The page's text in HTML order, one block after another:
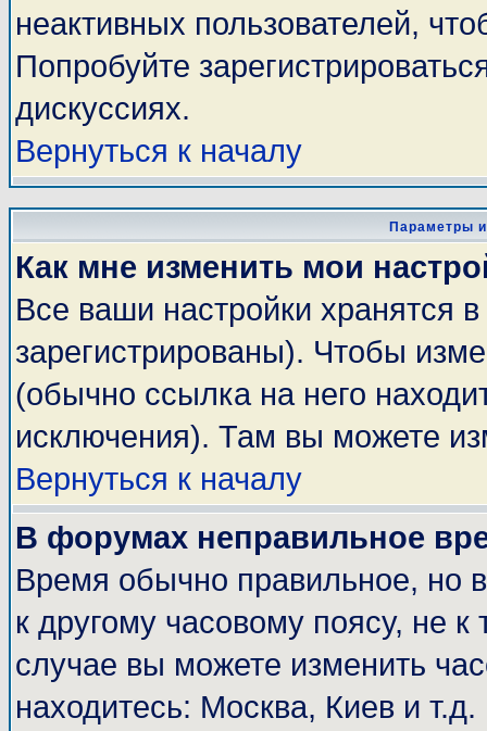
неактивных пользователей,
Попробуйте
дискуссиях.
Вернуться к началу
Параметры
Как мне изменить мои
Все ваши настройки хранятся
зарегистрированы). Чтобы
(обычно ссылка на него
исключения). Там вы можете
Вернуться к началу
В форумах неправильное
Время обычно правильное, но
к другому часовому поясу, не
случае вы можете изменить
находитесь: Москва, Киев и